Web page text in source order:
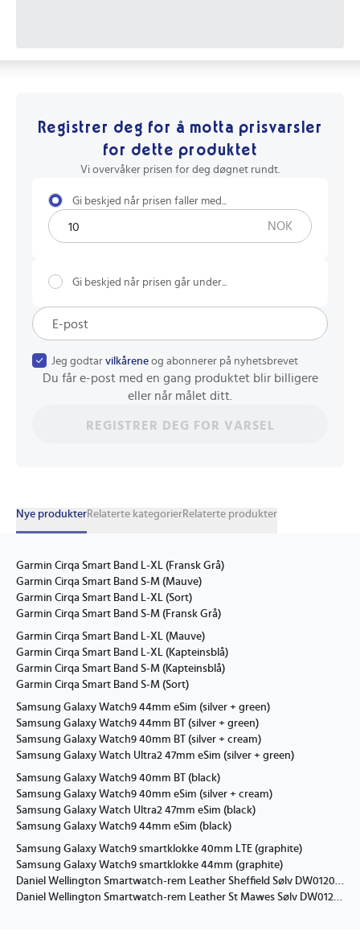
Registrer deg for å motta prisvarsler
for dette produktet
Vi overvåker prisen for deg døgnet rundt.
Gi beskjed når prisen faller med...
NOK
Gi beskjed når prisen går under...
Jeg godtar vilkårene og abonnerer på nyhetsbrevet
Du får e-post med en gang produktet blir billigere
eller når målet ditt.
REGISTRER DEG FOR VARSEL
Nye produkterRelaterte kategorierRelaterte produkter
Garmin Cirqa Smart Band L-XL (Fransk Grå)
Garmin Cirqa Smart Band S-M (Mauve)
Garmin Cirqa Smart Band L-XL (Sort)
Garmin Cirqa Smart Band S-M (Fransk Grå)
Garmin Cirqa Smart Band L-XL (Mauve)
Garmin Cirqa Smart Band L-XL (Kapteinsblå)
Garmin Cirqa Smart Band S-M (Kapteinsblå)
Garmin Cirqa Smart Band S-M (Sort)
Samsung Galaxy Watch9 44mm eSim (silver + green)
Samsung Galaxy Watch9 44mm BT (silver + green)
Samsung Galaxy Watch9 40mm BT (silver + cream)
Samsung Galaxy Watch Ultra2 47mm eSim (silver + green)
Samsung Galaxy Watch9 40mm BT (black)
Samsung Galaxy Watch9 40mm eSim (silver + cream)
Samsung Galaxy Watch Ultra2 47mm eSim (black)
Samsung Galaxy Watch9 44mm eSim (black)
Samsung Galaxy Watch9 smartklokke 40mm LTE (graphite)
Samsung Galaxy Watch9 smartklokke 44mm (graphite)